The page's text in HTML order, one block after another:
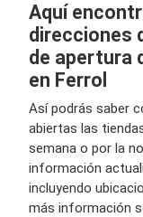
Aquí
direcciones
de apertura
en Ferrol
Así podrás saber
abiertas las
semana o por la
información
incluyendo
más información